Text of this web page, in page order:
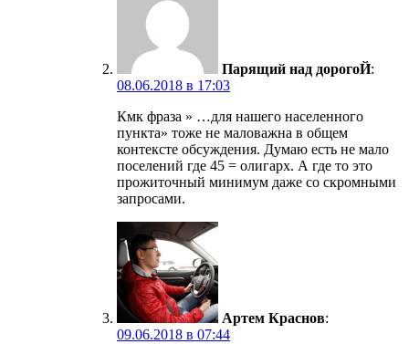
Парящий над дорогоЙ:
08.06.2018 в 17:03
Кмк фраза » …для нашего населенного
пункта» тоже не маловажна в общем
контексте обсуждения. Думаю есть не мало
поселений где 45 = олигарх. А где то это
прожиточный минимум даже со скромными
запросами.
Артем Краснов:
09.06.2018 в 07:44